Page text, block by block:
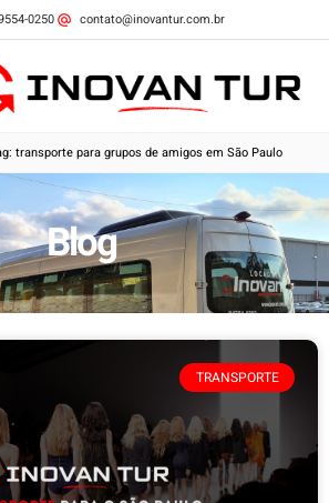
0250 contato@inovantur.com.br
transporte para grupos de amigos em São Paulo
Blog
TRANSPORTE